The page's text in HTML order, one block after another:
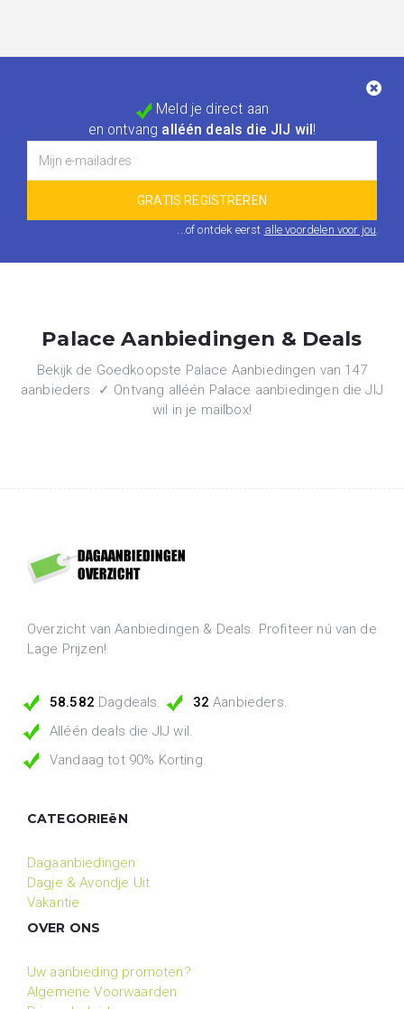
Meld je direct aan
en ontvang alléén deals die JIJ wil !
...of ontdek eerst alle voordelen voor jou.
Palace Aanbiedingen & Deals
Bekijk de Goedkoopste Palace Aanbiedingen van 147
aanbieders. ✓ Ontvang alléén Palace aanbiedingen die JIJ
wil in je mailbox!
Overzicht van Aanbiedingen & Deals. Profiteer nú van de
Lage Prijzen!
58.582 Dagdeals. 32 Aanbieders.
Alléén deals die JIJ wil.
Vandaag tot 90% Korting.
CATEGORIEëN
Dagaanbiedingen
Dagje & Avondje Uit
Vakantie
OVER ONS
Uw aanbieding promoten?
Algemene Voorwaarden